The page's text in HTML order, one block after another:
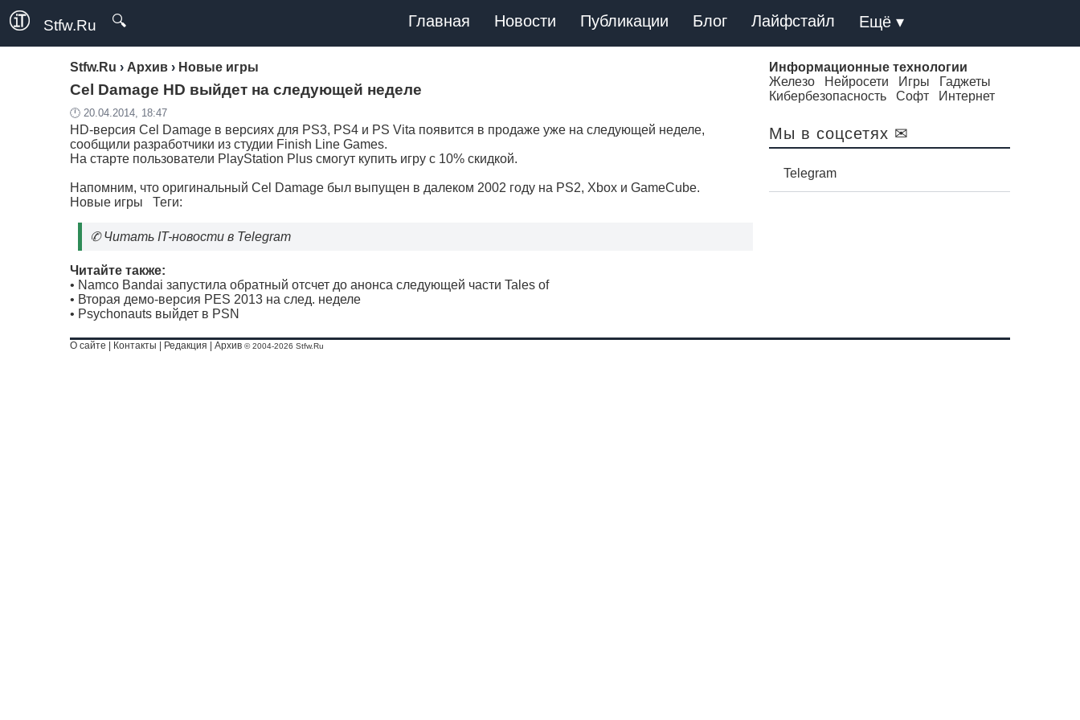
Stfw.Ru 🔍 Главная Новости Публикации Блог Лайфстайл Ещё ▾
Stfw.Ru › Архив › Новые игры
Cel Damage HD выйдет на следующей неделе
🕛 20.04.2014, 18:47
HD-версия Cel Damage в версиях для PS3, PS4 и PS Vita появится в продаже уже на следующей неделе,
сообщили разработчики из студии Finish Line Games.
На старте пользователи PlayStation Plus смогут купить игру с 10% скидкой.
Напомним, что оригинальный Cel Damage был выпущен в далеком 2002 году на PS2, Xbox и GameCube.
Новые игры Теги:
✆Читать IT-новости в Telegram
Читайте также:
• Namco Bandai запустила обратный отсчет до анонса следующей части Tales of
• Вторая демо-версия PES 2013 на след. неделе
• Psychonauts выйдет в PSN
Информационные технологии
Железо
Нейросети Игры
Гаджеты
Кибербезопасность
Софт Интернет
Мы в соцсетях ✉
Telegram
О сайте Контакты Редакция Архив © 2004-2026 Stfw.Ru